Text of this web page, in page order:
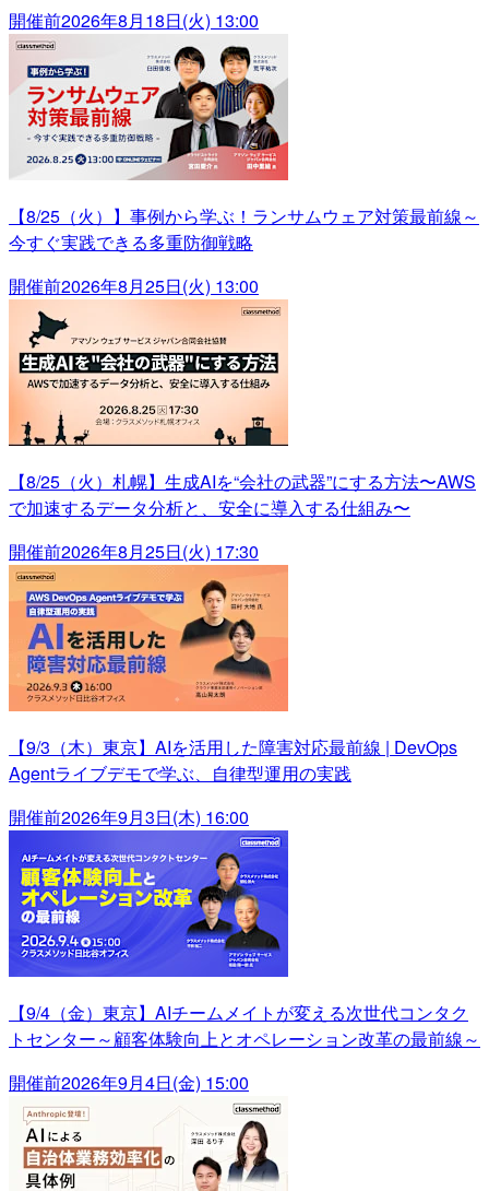
開催前2026年8月18日(火) 13:00
【8/25（火）】事例から学ぶ！ランサムウェア対策最前線～
今すぐ実践できる多重防御戦略
開催前2026年8月25日(火) 13:00
【8/25（火）札幌】生成AIを“会社の武器”にする方法〜AWS
で加速するデータ分析と、安全に導入する仕組み〜
開催前2026年8月25日(火) 17:30
【9/3（木）東京】AIを活用した障害対応最前線 | DevOps
Agentライブデモで学ぶ、自律型運用の実践
開催前2026年9月3日(木) 16:00
【9/4（金）東京】AIチームメイトが変える次世代コンタク
トセンター～顧客体験向上とオペレーション改革の最前線～
開催前2026年9月4日(金) 15:00